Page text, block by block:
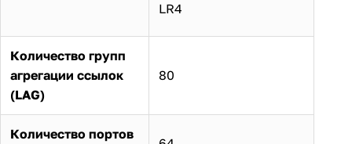
LR4
Количество групп
агрегации ссылок
(LAG)
80
Количество портов